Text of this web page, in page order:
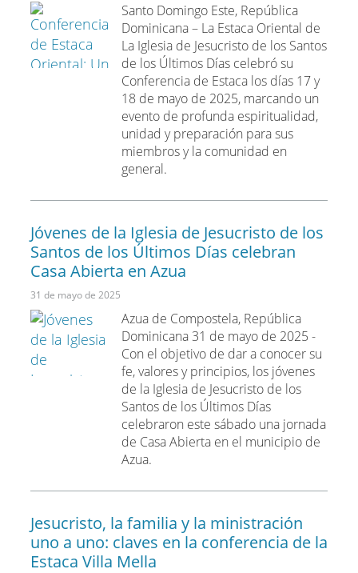
Santo Domingo Este, República
Dominicana – La Estaca Oriental de
La Iglesia de Jesucristo de los Santos
de los Últimos Días celebró su
Conferencia de Estaca los días 17 y
18 de mayo de 2025, marcando un
evento de profunda espiritualidad,
unidad y preparación para sus
miembros y la comunidad en
general.
Jóvenes de la Iglesia de Jesucristo de los
Santos de los Últimos Días celebran
Casa Abierta en Azua
31 de mayo de 2025
Azua de Compostela, República
Dominicana 31 de mayo de 2025 -
Con el objetivo de dar a conocer su
fe, valores y principios, los jóvenes
de la Iglesia de Jesucristo de los
Santos de los Últimos Días
celebraron este sábado una jornada
de Casa Abierta en el municipio de
Azua.
Jesucristo, la familia y la ministración
uno a uno: claves en la conferencia de la
Estaca Villa Mella